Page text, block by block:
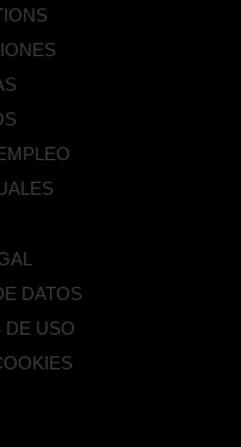
DATOS
DE USO